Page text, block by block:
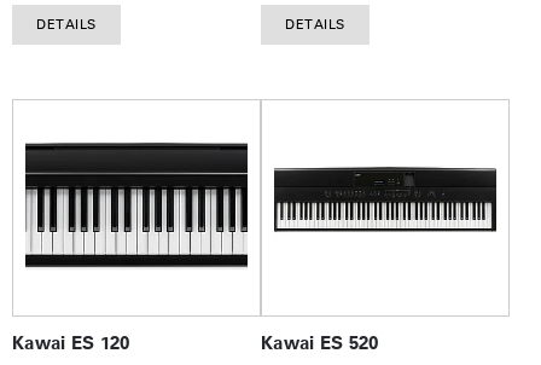
DETAILS DETAILS
Kawai ES 120 Kawai ES 520